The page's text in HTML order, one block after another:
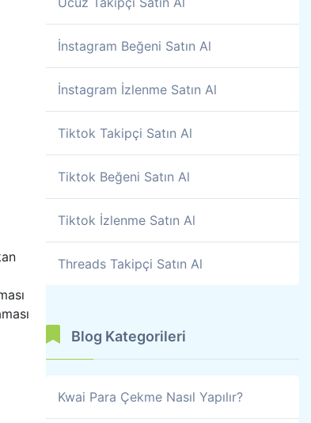
İnstagram Beğeni Satın Al
İnstagram İzlenme Satın Al
Tiktok Takipçi Satın Al
Tiktok Beğeni Satın Al
Tiktok İzlenme Satın Al
Threads Takipçi Satın Al
Blog Kategorileri
Kwai Para Çekme Nasıl Yapılır?